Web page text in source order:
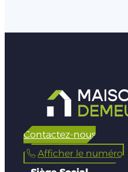
Contactez-nous
Afficher le numéro